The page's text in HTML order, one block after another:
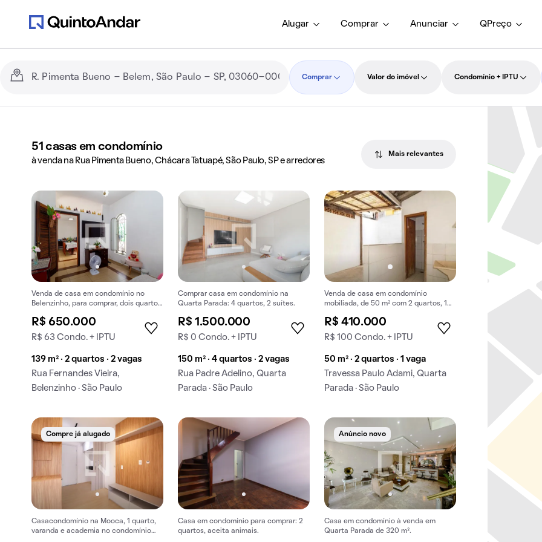
Alugar Comprar Anunciar QPreço
Comprar Valor do imóvel Condomínio + IPTU
51 casas em condomínio
à venda na Rua Pimenta Bueno, Chácara Tatuapé, São Paulo, SP e arredores
Mais relevantes
Venda de casa em condomínio no
Belenzinho, para comprar, dois quartos
R$ 650.000
R$ 63 Condo. + IPTU
139 m² · 2 quartos · 2 vagas
Rua Fernandes Vieira,
Belenzinho · São Paulo
Comprar casa em condomínio na
Quarta Parada: 4 quartos, 2 suítes.
R$ 1.500.000
R$ 0 Condo. + IPTU
150 m² · 4 quartos · 2 vagas
Rua Padre Adelino, Quarta
Parada · São Paulo
Venda de casa em condomínio
mobiliada, de 50 m² com 2 quartos, 1
Quarta Parada.
R$ 410.000
R$ 100 Condo. + IPTU
50 m² · 2 quartos · 1 vaga
Travessa Paulo Adami, Quarta
Parada · São Paulo
Compre já alugado
Casacondomínio na Mooca, 1 quarto,
varanda e academia no condomínio
Casa em condomínio para comprar: 2
quartos, aceita animais.
Anúncio novo
Casa em condomínio à venda em
Quarta Parada de 320 m².